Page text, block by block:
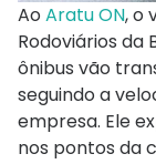
Ao Aratu ON, o
Rodoviários da
ônibus vão
seguindo a
empresa. Ele
nos pontos da